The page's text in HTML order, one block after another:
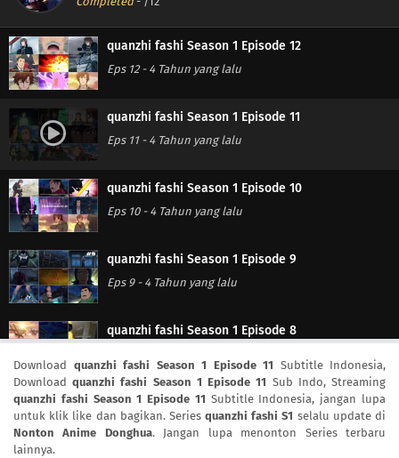
quanzhi fashi Season 1 Episode 12
Eps 12- 4 Tahun yang lalu
quanzhi fashi Season 1 Episode 11
Eps 11- 4 Tahun yang lalu
quanzhi fashi Season 1 Episode 10
Eps 10- 4 Tahun yang lalu
quanzhi fashi Season 1 Episode 9
Eps 9- 4 Tahun yang lalu
quanzhi fashi Season 1 Episode 8
quanzhi fashi Season 1 Episode 7
- 4 Tahun yang lalu
Download quanzhi fashi Season 1 Episode 11 Subtitle Indonesia,
Downloadquanzhi fashi Season 1 Episode 11 Sub Indo, Streaming
quanzhi fashi Season 1 Episode 11 Subtitle Indonesia, jangan lupa
untuk klik like dan bagikan. Seriesquanzhi fashi S1 selalu update di
Nonton Anime Donghua. Jangan lupa menonton Series terbaru
lainnya.